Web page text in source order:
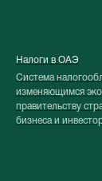
Налоги в ОАЭ
Система
изменяющимся
правительству
бизнеса и